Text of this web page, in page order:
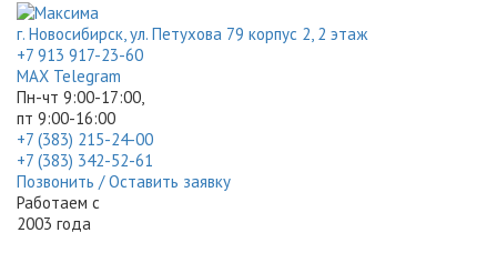
г. Новосибирск, ул. Петухова 79 корпус 2, 2 этаж
+7 913 917-23-60
МАХ Telegram
Пн-чт 9:00-17:00,
пт 9:00-16:00
+7 (383) 215-24-00
+7 (383) 342-52-61
Позвонить / Оставить заявку
Работаем с
2003 года